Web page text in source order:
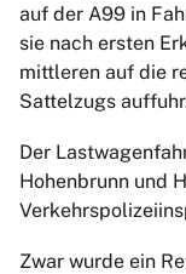
auf der A99 in
sie nach ersten
mittleren auf die
Sattelzugs
Der
Hohenbrunn und
Zwar wurde ein